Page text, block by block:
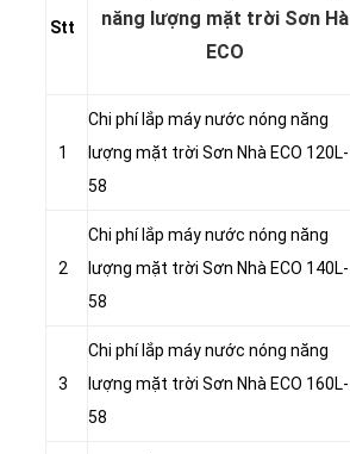
Stt
năng lượng mặt trời Sơn Hà
ECO
1
Chi phí lắp máy nước nóng năng
lượng mặt trời Sơn Nhà ECO 120L-
58
2
Chi phí lắp máy nước nóng năng
lượng mặt trời Sơn Nhà ECO 140L-
58
3
Chi phí lắp máy nước nóng năng
lượng mặt trời Sơn Nhà ECO 160L-
58